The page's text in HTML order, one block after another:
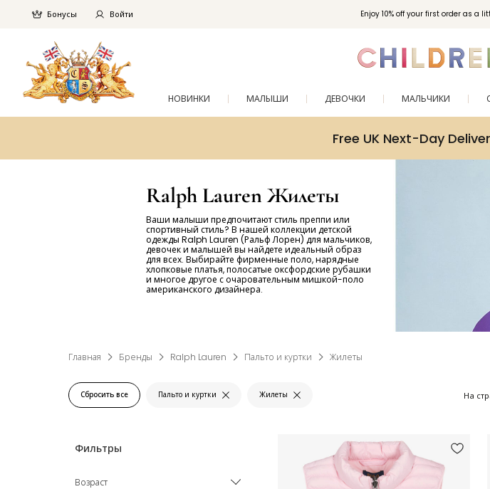
Enjoy 10% off your first order as a
Бонусы Войти
НОВИНКИ МАЛЫШИ ДЕВОЧКИ МАЛЬЧИКИ
Free UK Next-Day
Ralph Lauren Жилеты
Ваши малыши предпочитают стиль преппи или
спортивный стиль? В нашей коллекции детской
одежды Ralph Lauren (Ральф Лорен) для мальчиков,
девочек и малышей вы найдете идеальный образ
для всех. Выбирайте фирменные поло, нарядные
хлопковые платья, полосатые оксфордские рубашки
и многое другое с очаровательным мишкой-поло
американского дизайнера.
Главная Бренды Ralph Lauren Пальто и куртки Жилеты
Сбросить все Пальто и куртки Жилеты На
Возраст